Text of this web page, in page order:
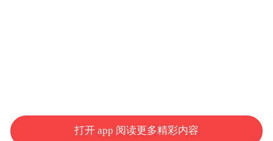
打开 app 阅读更多精彩内容